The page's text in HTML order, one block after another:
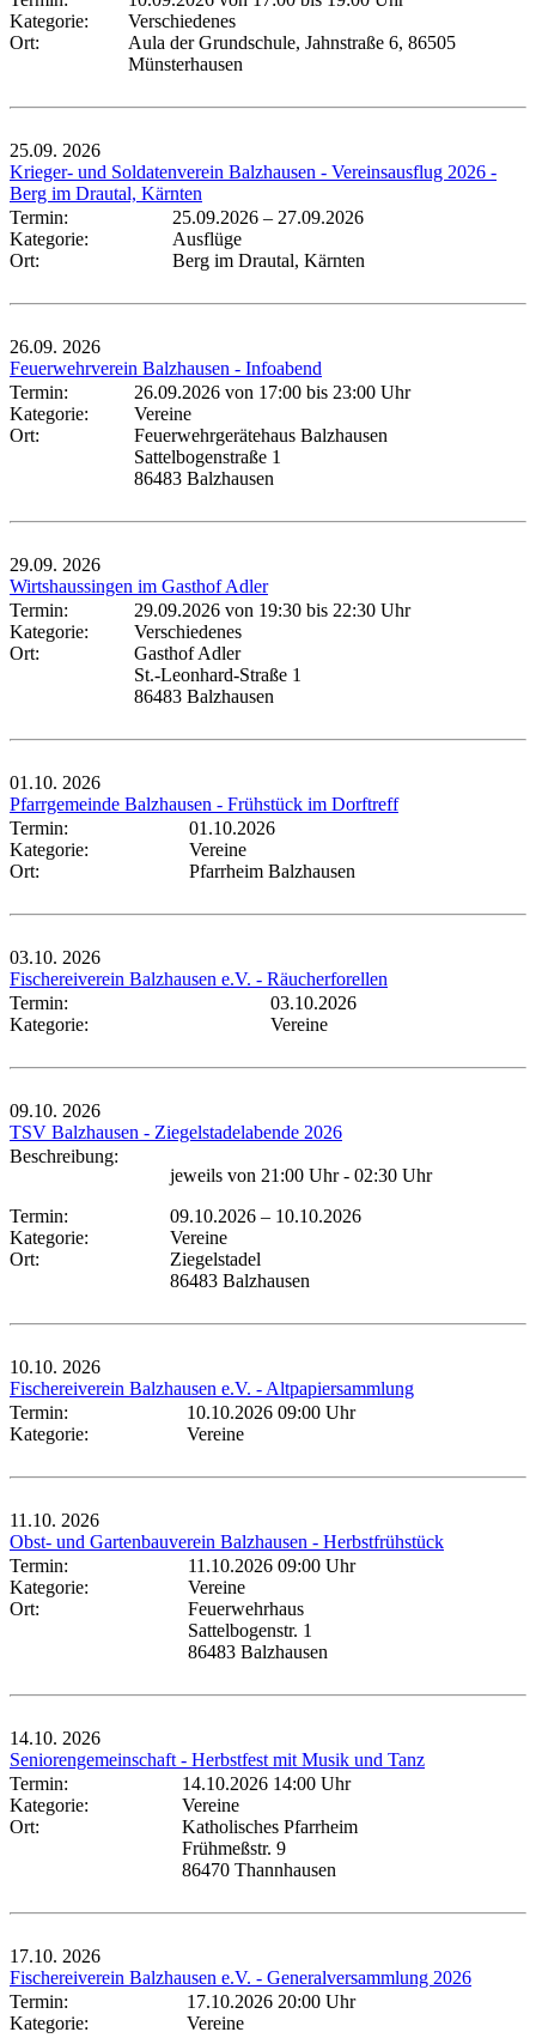
Kategorie:
Verschiedenes
Ort:
Aula der Grundschule, Jahnstraße 6, 86505
Münsterhausen
25.09. 2026
Krieger- und Soldatenverein Balzhausen - Vereinsausflug 2026 -
Berg im Drautal, Kärnten
Termin:
25.09.2026 – 27.09.2026
Kategorie:
Ausflüge
Ort:
Berg im Drautal, Kärnten
26.09. 2026
Feuerwehrverein Balzhausen - Infoabend
Termin:
26.09.2026 von 17:00 bis 23:00 Uhr
Kategorie:
Vereine
Ort:
Feuerwehrgerätehaus Balzhausen
Sattelbogenstraße 1
86483 Balzhausen
29.09. 2026
Wirtshaussingen im Gasthof Adler
Termin:
29.09.2026 von 19:30 bis 22:30 Uhr
Kategorie:
Verschiedenes
Ort:
Gasthof Adler
St.-Leonhard-Straße 1
86483 Balzhausen
01.10. 2026
Pfarrgemeinde Balzhausen - Frühstück im Dorftreff
Termin:
01.10.2026
Kategorie:
Vereine
Ort:
Pfarrheim Balzhausen
03.10. 2026
Fischereiverein Balzhausen e.V. - Räucherforellen
Termin:
03.10.2026
Kategorie:
Vereine
09.10. 2026
TSV Balzhausen - Ziegelstadelabende 2026
Beschreibung:
jeweils von 21:00 Uhr - 02:30 Uhr
Termin:
09.10.2026 – 10.10.2026
Kategorie:
Vereine
Ort:
Ziegelstadel
86483 Balzhausen
10.10. 2026
Fischereiverein Balzhausen e.V. - Altpapiersammlung
Termin:
10.10.2026 09:00 Uhr
Kategorie:
Vereine
11.10. 2026
Obst- und Gartenbauverein Balzhausen - Herbstfrühstück
Termin:
11.10.2026 09:00 Uhr
Kategorie:
Vereine
Ort:
Feuerwehrhaus
Sattelbogenstr. 1
86483 Balzhausen
14.10. 2026
Seniorengemeinschaft - Herbstfest mit Musik und Tanz
Termin:
14.10.2026 14:00 Uhr
Kategorie:
Vereine
Ort:
Katholisches Pfarrheim
Frühmeßstr. 9
86470 Thannhausen
17.10. 2026
Fischereiverein Balzhausen e.V. - Generalversammlung 2026
Termin:
17.10.2026 20:00 Uhr
Kategorie:
Vereine